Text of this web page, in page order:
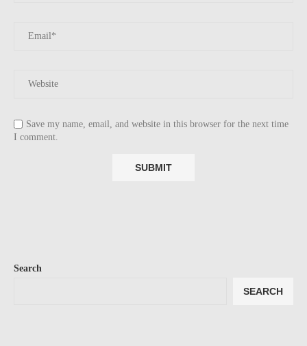
Save my name, email, and website in this browser for the next time
I comment.
Search
SEARCH